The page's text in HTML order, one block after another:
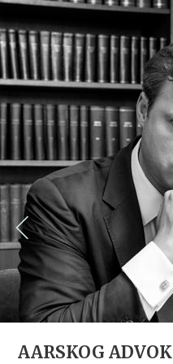
AARSKOG